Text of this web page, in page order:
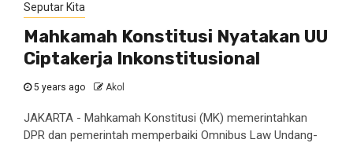
Seputar Kita
Mahkamah Konstitusi Nyatakan UU
Ciptakerja Inkonstitusional
5 years ago Akol
JAKARTA - Mahkamah Konstitusi (MK) memerintahkan
DPR dan pemerintah memperbaiki Omnibus Law Undang-